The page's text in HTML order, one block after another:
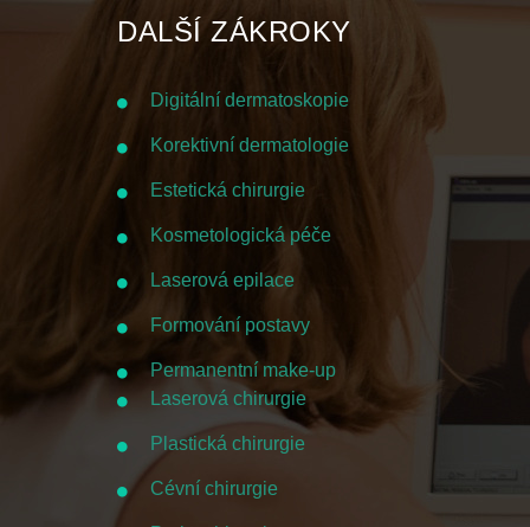
DALŠÍ ZÁKROKY
Digitální dermatoskopie
Korektivní dermatologie
Estetická chirurgie
Kosmetologická péče
Laserová epilace
Formování postavy
Permanentní make-up
Laserová chirurgie
Plastická chirurgie
Cévní chirurgie